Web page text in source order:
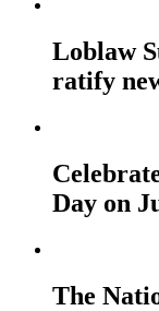
Loblaw
ratify
Day on
The